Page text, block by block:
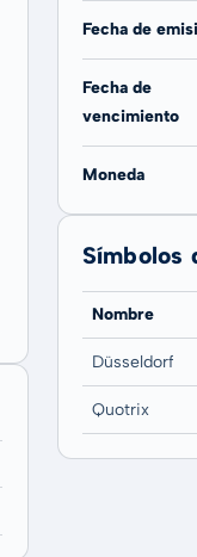
Fecha de
Fecha de
vencimiento
Moneda
Símbolos
Nombre
Düsseldorf
Quotrix